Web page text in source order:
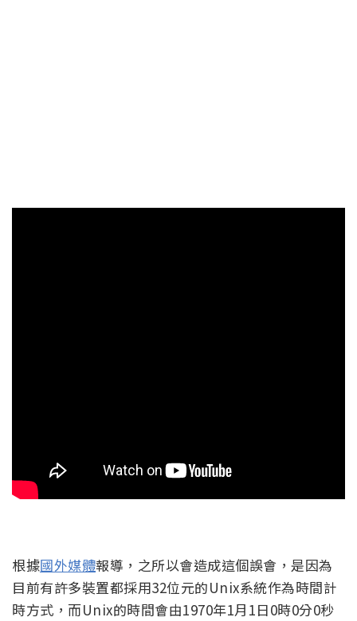
根據國外媒體報導，之所以會造成這個誤會，是因為
目前有許多裝置都採用32位元的Unix系統作為時間計
時方式，而Unix的時間會由1970年1月1日0時0分0秒